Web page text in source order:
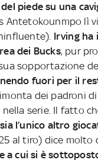
piede su una
Antetokounmpo lì
Irving ha
dei Bucks, pur
sopportazione
fuori per il
dei padroni
serie. Il fatto
l’unico altro
al tiro) dice
a cui si è